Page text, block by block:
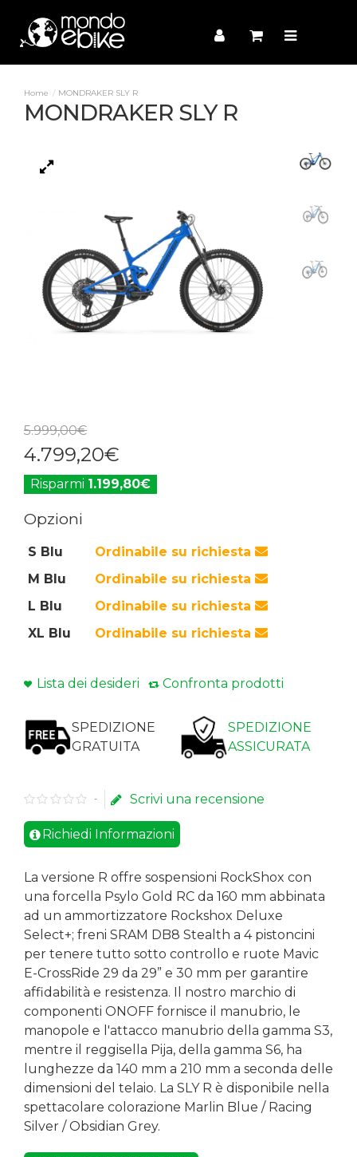
MONDRAKER SLY R
MONDRAKER SLY R
5.999,00€
4.799,20€
Risparmi 1.199,80€
Opzioni
S Blu
Ordinabile su richiesta
M Blu
Ordinabile su richiesta
L Blu
Ordinabile su richiesta
XL Blu
Ordinabile su richiesta
Lista dei desideri Confronta prodotti
SPEDIZIONE
GRATUITA
SPEDIZIONE
ASSICURATA
- Scrivi una recensione
Richiedi Informazioni
La versione R offre sospensioni RockShox con
una forcella Psylo Gold RC da 160 mm abbinata
ad un ammortizzatore Rockshox Deluxe
Select+; freni SRAM DB8 Stealth a 4 pistoncini
per tenere tutto sotto controllo e ruote Mavic
E-CrossRide 29 da 29” e 30 mm per garantire
affidabilità e resistenza. Il nostro marchio di
componenti ONOFF fornisce il manubrio, le
manopole e l'attacco manubrio della gamma S3,
mentre il reggisella Pija, della gamma S6, ha
lunghezze da 140 mm a 210 mm a seconda delle
dimensioni del telaio. La SLY R è disponibile nella
spettacolare colorazione Marlin Blue / Racing
Silver / Obsidian Grey.